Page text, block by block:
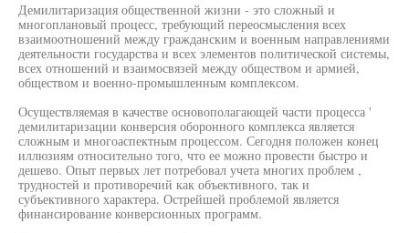
Демилитаризация общественной жизни - это сложный и
многоплановый процесс, требующий переосмысления всех
взаимоотношений между гражданским и военным направлениями
деятельности государства и всех элементов политической системы,
всех отношений и взаимосвязей между обществом и армией,
обществом и военно-промышленным комплексом.
Осуществляемая в качестве основополагающей части процесса '
демилитаризации конверсия оборонного комплекса является
сложным и многоаспектным процессом. Сегодня положен конец
иллюзиям относительно того, что ее можно провести быстро и
дешево. Опыт первых лет потребовал учета многих проблем ,
трудностей и противоречий как объективного, так и
субъективного характера. Острейшей проблемой является
финансирование конверсионных программ.